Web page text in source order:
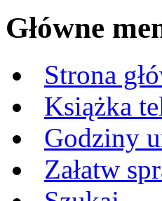
Główne
Strona
Książka
Godziny
Załatw